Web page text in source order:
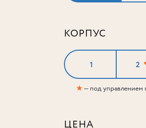
КОРПУС
1 2
★— под управлением
ЦЕНА